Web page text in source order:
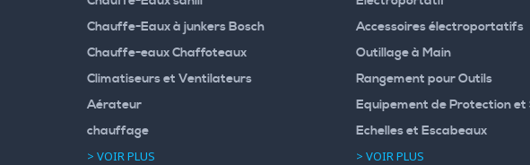
Chauffe-Eaux à junkers Bosch
Chauffe-eaux Chaffoteaux
Climatiseurs et Ventilateurs
Aérateur
chauffage
> VOIR PLUS
Accessoires électroportatifs
Outillage à Main
Rangement pour Outils
Equipement de Protection et
Echelles et Escabeaux
> VOIR PLUS